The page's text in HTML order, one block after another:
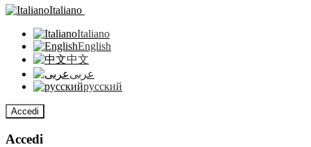
Italiano
Italiano
English
中文
عربى
русский
Accedi
Accedi